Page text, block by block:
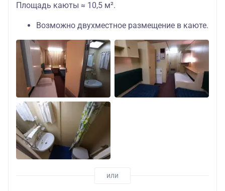
Площадь каюты ≈ 10,5 м².
Возможно двухместное размещение в каюте.